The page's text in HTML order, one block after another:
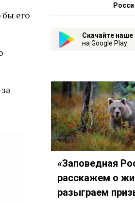
его
Скачайте
на Google Play
«Заповедная
расскажем о
разыграем